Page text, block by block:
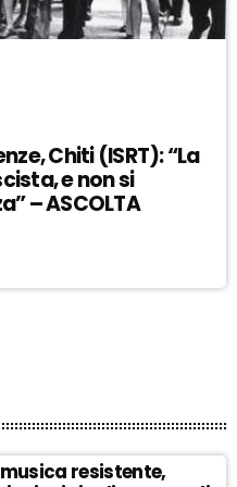
Chiti (ISRT): “La
e non si
– ASCOLTA
musica resistente,